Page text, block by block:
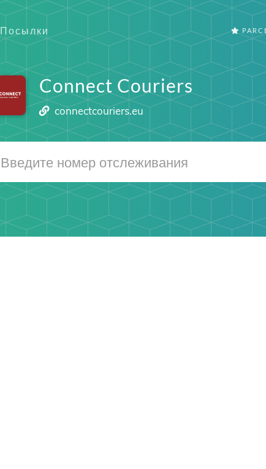
Посылки
Connect Couriers
connectcouriers.eu